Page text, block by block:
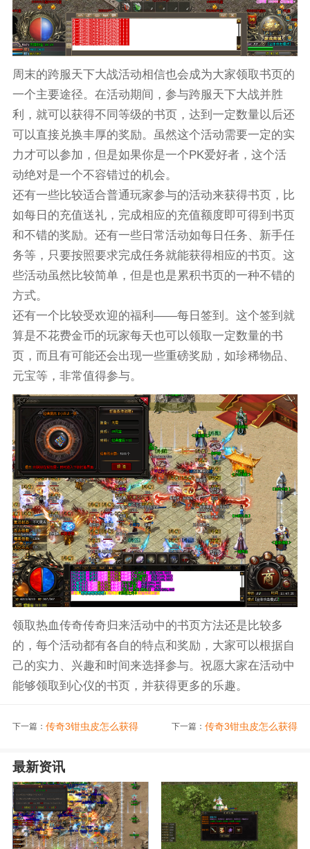
周末的跨服天下大战活动相信也会成为大家领取书页的
一个主要途径。在活动期间，参与跨服天下大战并胜
利，就可以获得不同等级的书页，达到一定数量以后还
可以直接兑换丰厚的奖励。虽然这个活动需要一定的实
力才可以参加，但是如果你是一个PK爱好者，这个活
动绝对是一个不容错过的机会。
还有一些比较适合普通玩家参与的活动来获得书页，比
如每日的充值送礼，完成相应的充值额度即可得到书页
和不错的奖励。还有一些日常活动如每日任务、新手任
务等，只要按照要求完成任务就能获得相应的书页。这
些活动虽然比较简单，但是也是累积书页的一种不错的
方式。
还有一个比较受欢迎的福利——每日签到。这个签到就
算是不花费金币的玩家每天也可以领取一定数量的书
页，而且有可能还会出现一些重磅奖励，如珍稀物品、
元宝等，非常值得参与。
领取热血传奇传奇归来活动中的书页方法还是比较多
的，每个活动都有各自的特点和奖励，大家可以根据自
己的实力、兴趣和时间来选择参与。祝愿大家在活动中
能够领取到心仪的书页，并获得更多的乐趣。
下一篇： 传奇3钳虫皮怎么获得 下一篇：传奇3钳虫皮怎么获得
最新资讯